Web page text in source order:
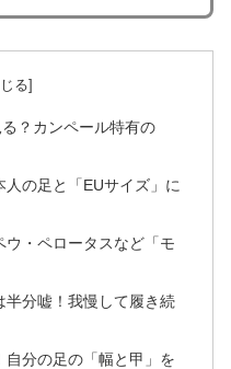
？カンペール特有の
の足と「EUサイズ」に
・ペロータスなど「モ
半分嘘！我慢して履き続
分の足の「幅と甲」を